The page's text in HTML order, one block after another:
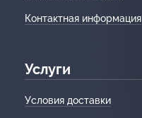
Контактная информация
Услуги
Условия доставки